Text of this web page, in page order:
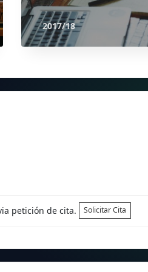
2017/18
petición de cita. Solicitar Cita